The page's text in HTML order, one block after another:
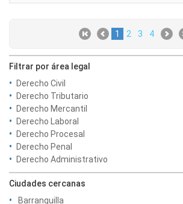
1 2 3 4
Filtrar por área legal
Derecho Civil
Derecho Tributario
Derecho Mercantil
Derecho Laboral
Derecho Procesal
Derecho Penal
Derecho Administrativo
Ciudades cercanas
Barranquilla